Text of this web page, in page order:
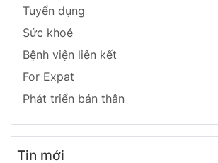
Tuyển dụng
Sức khoẻ
Bệnh viện liên kết
For Expat
Phát triển bản thân
Tin mới